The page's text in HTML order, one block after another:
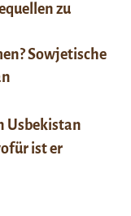
zu
Sowjetische
Usbekistan
ist er